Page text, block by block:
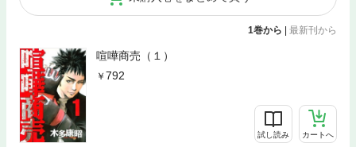
1巻から | 最新刊から
喧嘩商売（１）
792
試し読み カートへ